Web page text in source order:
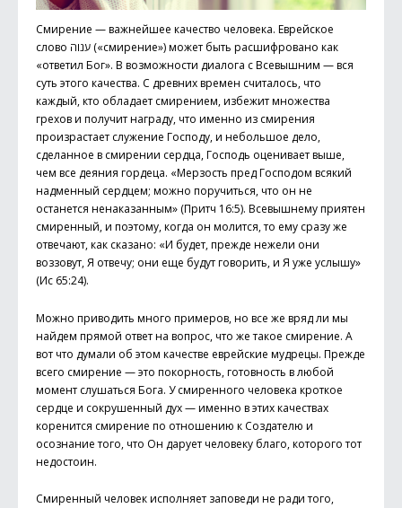
Смирение — важнейшее качество человека. Еврейское
слово ענוה («смирение») может быть расшифровано как
«ответил Бог». В возможности диалога с Всевышним — вся
суть этого качества. С древних времен считалось, что
каждый, кто обладает смирением, избежит множества
грехов и получит награду, что именно из смирения
произрастает служение Господу, и небольшое дело,
сделанное в смирении сердца, Господь оценивает выше,
чем все деяния гордеца. «Мерзость пред Господом всякий
надменный сердцем; можно поручиться, что он не
останется ненаказанным» (Притч 16:5). Всевышнему приятен
смиренный, и поэтому, когда он молится, то ему сразу же
отвечают, как сказано: «И будет, прежде нежели они
воззовут, Я отвечу; они еще будут говорить, и Я уже услышу»
(Ис 65:24).
Можно приводить много примеров, но все же вряд ли мы
найдем прямой ответ на вопрос, что же такое смирение. А
вот что думали об этом качестве еврейские мудрецы. Прежде
всего смирение — это покорность, готовность в любой
момент слушаться Бога. У смиренного человека кроткое
сердце и сокрушенный дух — именно в этих качествах
коренится смирение по отношению к Создателю и
осознание того, что Он дарует человеку благо, которого тот
недостоин.
Смиренный человек исполняет заповеди не ради того,